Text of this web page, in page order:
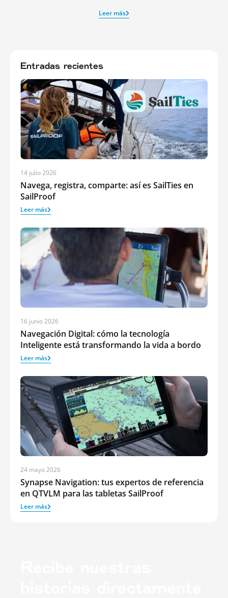
Leer más
Entradas recientes
14 julio 2026
Navega, registra, comparte: así es SailTies en
SailProof
Leer más
16 junio 2026
Navegación Digital: cómo la tecnología
Inteligente está transformando la vida a bordo
Leer más
24 mayo 2026
Synapse Navigation: tus expertos de referencia
en QTVLM para las tabletas SailProof
Leer más